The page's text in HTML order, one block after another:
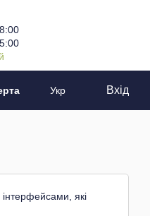
Укр Вхід
які